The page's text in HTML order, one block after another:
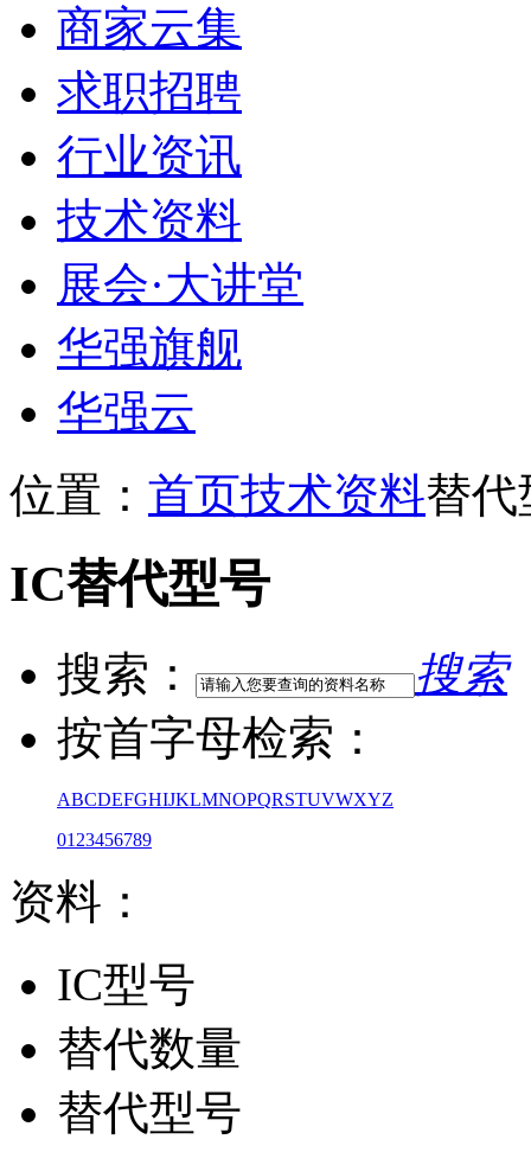
商家云集
求职招聘
行业资讯
技术资料
展会·大讲堂
华强旗舰
华强云
位置： 首页技术资料替代
IC替代型号
搜索：
搜索
按首字母检索：
ABCDEFGHIJKLMNOPQRSTUVWXYZ
01 23456789
资料：
IC型号
替代数量
替代型号